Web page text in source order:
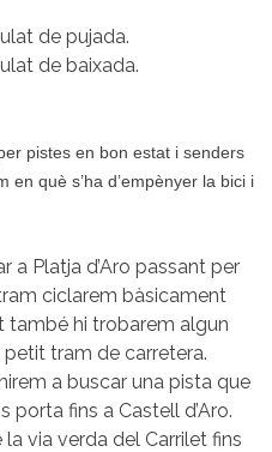
de pujada.
de baixada.
pistes en bon estat i senders
en què s’ha d’empènyer la bici i
a Platja d’Aro passant per
ciclarem bàsicament
també hi trobarem algun
tram de carretera.
a buscar una pista que
fins a Castell d’Aro.
via verda del Carrilet fins